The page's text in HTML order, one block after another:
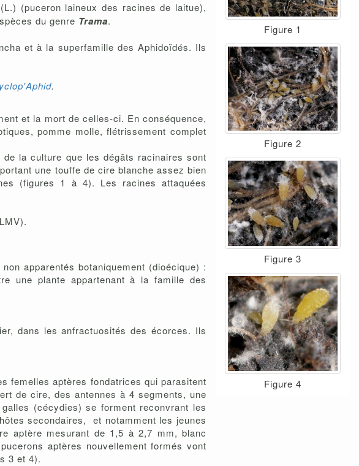
(L.) (puceron laineux des racines de laitue),
du genre Trama.
et à la superfamille des Aphidoïdés. Ils
.
et la mort de celles-ci. En conséquence,
pomme molle, flétrissement complet
la culture que les dégâts racinaires sont
une touffe de cire blanche assez bien
(figures 1 à 4). Les racines attaquées
apparentés botaniquement (dioécique) :
une plante appartenant à la famille des
dans les anfractuosités des écorces. Ils
femelles aptères fondatrices qui parasitent
de cire, des antennes à 4 segments, une
(cécydies) se forment reconvrant les
secondaires, et notamment les jeunes
aptère mesurant de 1,5 à 2,7 mm, blanc
aptères nouvellement formés vont
3 et 4).
Figure 1
Figure 2
Figure 3
Figure 4